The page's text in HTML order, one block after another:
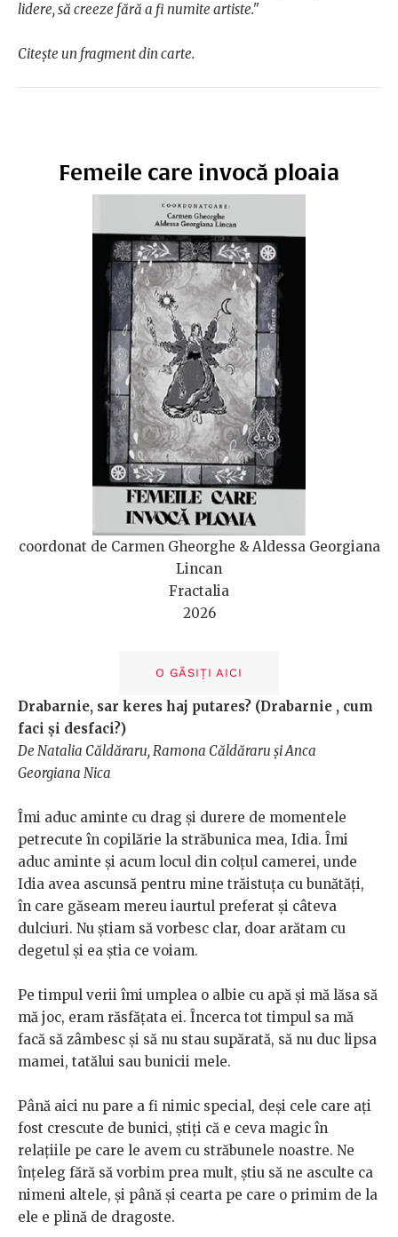
lidere, să creeze fără a fi numite artiste."
Citește un fragment din carte.
Femeile care invocă ploaia
coordonat de Carmen Gheorghe & Aldessa Georgiana
Lincan
Fractalia
2026
O GĂSIȚI AICI
Drabarnie, sar keres haj putares? (Drabarnie , cum
faci și desfaci?)
De Natalia Căldăraru, Ramona Căldăraru și Anca
Georgiana Nica
Îmi aduc aminte cu drag și durere de momentele
petrecute în copilărie la străbunica mea, Idia. Îmi
aduc aminte și acum locul din colțul camerei, unde
Idia avea ascunsă pentru mine trăistuța cu bunătăți,
în care găseam mereu iaurtul preferat și câteva
dulciuri. Nu știam să vorbesc clar, doar arătam cu
degetul și ea știa ce voiam.
Pe timpul verii îmi umplea o albie cu apă și mă lăsa să
mă joc, eram răsfățata ei. Încerca tot timpul sa mă
facă să zâmbesc și să nu stau supărată, să nu duc lipsa
mamei, tatălui sau bunicii mele.
Până aici nu pare a fi nimic special, deși cele care ați
fost crescute de bunici, știți că e ceva magic în
relațiile pe care le avem cu străbunele noastre. Ne
înțeleg fără să vorbim prea mult, știu să ne asculte ca
nimeni altele, și până și cearta pe care o primim de la
ele e plină de dragoste.